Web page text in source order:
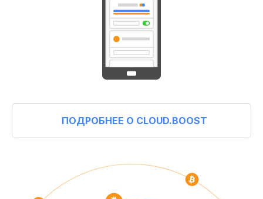
ПОДРОБНЕЕ О CLOUD.BOOST